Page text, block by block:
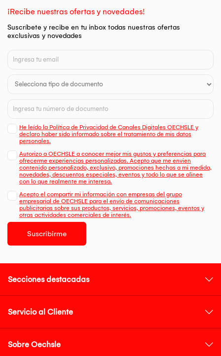
¡Recibe nuestras ofertas y novedades!
Suscríbete y recibe en tu inbox todas nuestras ofertas
exclusivas y novedades
He leído la Política de Privacidad de Canales Digitales OECHSLE y
declaro haber sido informado sobre el tratamiento de mis datos
personales.
Autorizo a OECHSLE a conocer mejor mis gustos y preferencias para
ofrecerme experiencias personalizadas. Acepto que me envien
contenido personalizado, exclusivo, promociones hechas a mi medida,
novedades, descuentos especiales, eventos y todo lo que se alinee
con lo que realmente me interesa.
Acepto el compartir mi información con empresas del grupo
empresarial de OECHSLE para el envío de comunicaciones
publicitarias sobre sus productos, servicios, promociones, eventos y
otras actividades comerciales de interés.
Suscribirme
Secciones destacadas
Servicio al Cliente
Sobre Oechsle